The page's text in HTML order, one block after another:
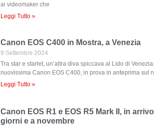
ai videomaker che
Leggi Tutto »
Canon EOS C400 in Mostra, a Venezia
9 Settembre 2024
Tra star e starlet, un’altra diva spiccava al Lido di
nuovissima Canon EOS C400, in prova in anteprima sul
Leggi Tutto »
Canon EOS R1 e EOS R5 Mark II, in
giorni e a novembre